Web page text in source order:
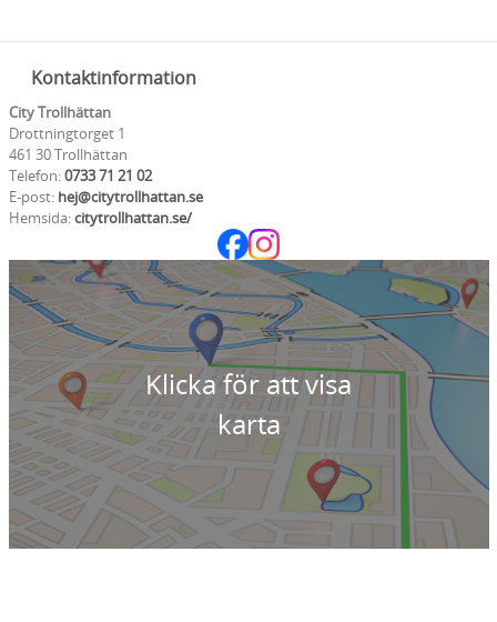
Kontaktinformation
City Trollhättan
Drottningtorget 1
461 30 Trollhättan
Telefon:0733 71 21 02
E-post: hej@citytrollhattan.se
Hemsida:citytrollhattan.se/
Klicka för att visa
karta